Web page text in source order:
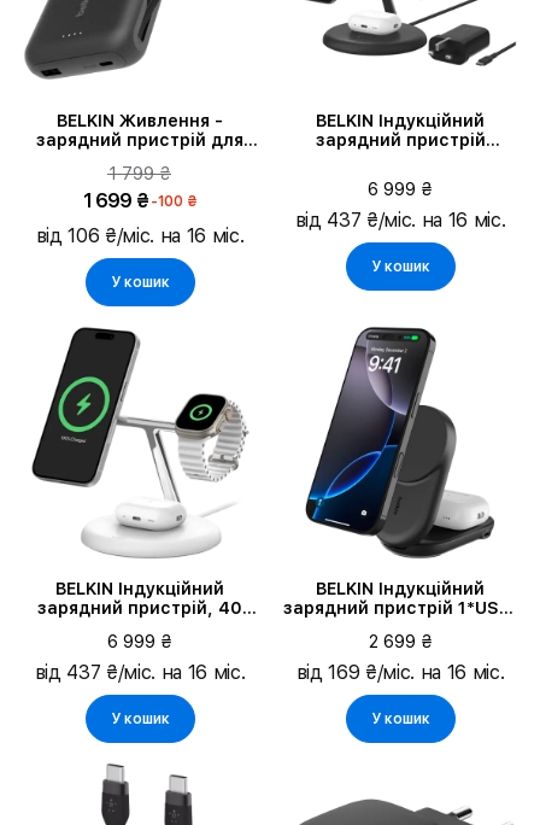
BELKIN Живлення -
зарядний пристрій для
1 799 ₴
1 699 ₴ -100 ₴
від 106 ₴/міс. на 16 міс.
У кошик
BELKIN Індукційний
зарядний пристрій
Magnetic, 15 Ват
6 999 ₴
від 437 ₴/міс. на 16 міс.
У кошик
BELKIN Індукційний
зарядний пристрій, 40
6 999 ₴
від 437 ₴/міс. на 16 міс.
У кошик
BELKIN Індукційний
зарядний пристрій 1*USB-
2 699 ₴
від 169 ₴/міс. на 16 міс.
У кошик